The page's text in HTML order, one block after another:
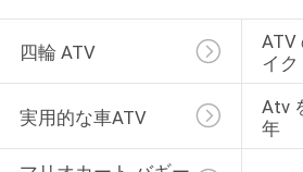
四輪 ATV
ATV
イク
実用的な車ATV
Atv
年